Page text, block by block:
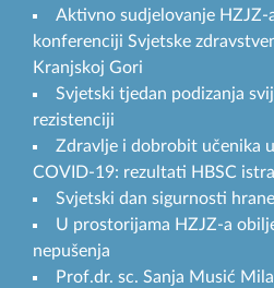
Aktivno sudjelovanje HZJZ-
konferenciji Svjetske
Kranjskoj Gori
Svjetski tjedan podizanja
rezistenciji
Zdravlje i dobrobit učenika
COVID-19: rezultati HBSC
Svjetski dan sigurnosti hrane
U prostorijama HZJZ-a
nepušenja
Prof.dr. sc. Sanja Musić